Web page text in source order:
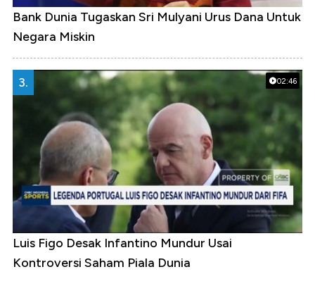
Bank Dunia Tugaskan Sri Mulyani Urus Dana Untuk
Negara Miskin
02:46
3.
Luis Figo Desak Infantino Mundur Usai
Kontroversi Saham Piala Dunia